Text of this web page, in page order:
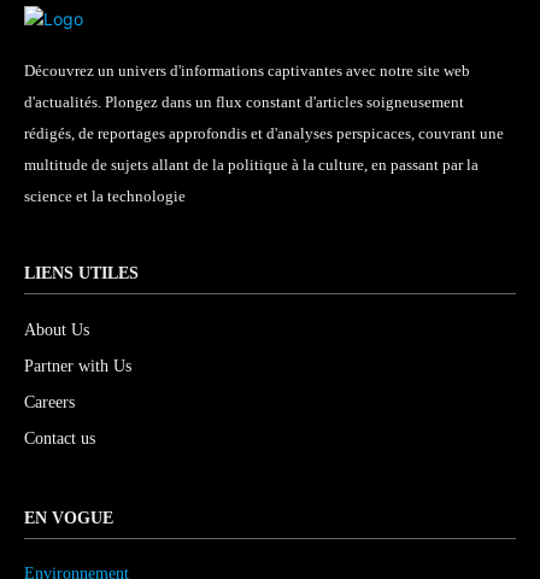
Découvrez un univers d'informations captivantes avec notre site web
d'actualités. Plongez dans un flux constant d'articles soigneusement
rédigés, de reportages approfondis et d'analyses perspicaces, couvrant une
multitude de sujets allant de la politique à la culture, en passant par la
science et la technologie
LIENS UTILES
About Us
Partner with Us
Careers
Contact us
EN VOGUE
Environnement